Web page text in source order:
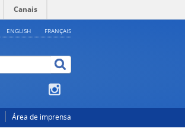
Canais
ENGLISH FRANÇAIS
Área de imprensa